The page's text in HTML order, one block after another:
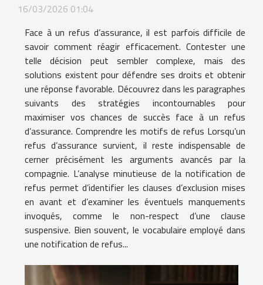
16/03/2026 01:04
Face à un refus d’assurance, il est parfois difficile de
savoir comment réagir efficacement. Contester une
telle décision peut sembler complexe, mais des
solutions existent pour défendre ses droits et obtenir
une réponse favorable. Découvrez dans les paragraphes
suivants des stratégies incontournables pour
maximiser vos chances de succès face à un refus
d’assurance. Comprendre les motifs de refus Lorsqu’un
refus d’assurance survient, il reste indispensable de
cerner précisément les arguments avancés par la
compagnie. L’analyse minutieuse de la notification de
refus permet d’identifier les clauses d’exclusion mises
en avant et d’examiner les éventuels manquements
invoqués, comme le non-respect d’une clause
suspensive. Bien souvent, le vocabulaire employé dans
une notification de refus...